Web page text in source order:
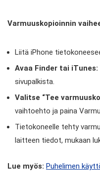
Varmuuskopioinnin
Liitä iPhone
Avaa Finder tai iTunes:
sivupalkista.
Valitse “Tee
vaihtoehto ja paina
Tietokoneelle tehty
laitteen tiedot, mukaan
Lue myös: Puhelimen